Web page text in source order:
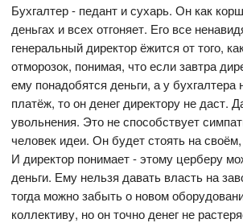
Бухгалтер - педант и сухарь. Он как
деньгах и всех отгоняет. Его все
генеральный директор ёжится от того,
отморозок, понимая, что если завтра
ему понадобятся деньги, а у бухгалтера
платёж, то он денег директору не даст.
увольнения. Это не способствует
человек идеи. Он будет стоять на
И директор понимает - этому церберу
деньги. Ему нельзя давать власть на
тогда можно забыть о новом
коллективу, но он точно денег не